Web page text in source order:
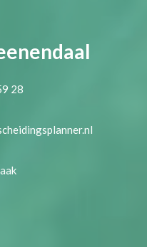
28